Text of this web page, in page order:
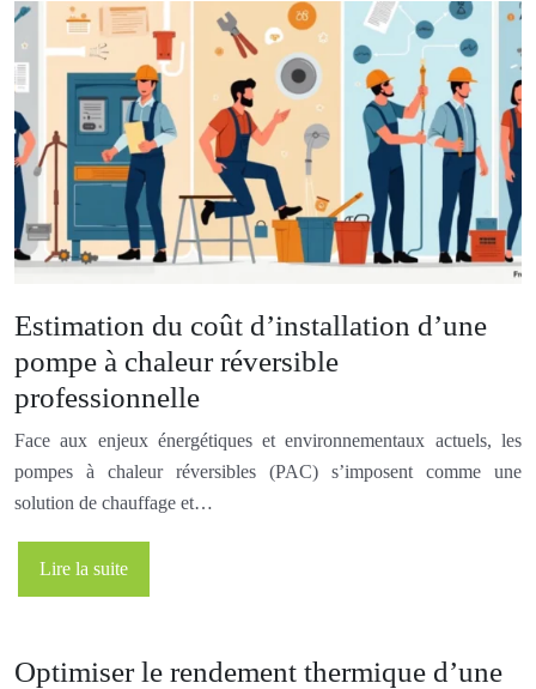
Estimation du coût d’installation d’une
pompe à chaleur réversible
professionnelle
Face aux enjeux énergétiques et environnementaux actuels, les
pompes à chaleur réversibles (PAC) s’imposent comme une
solution de chauffage et…
Lire la suite
Optimiser le rendement thermique d’une